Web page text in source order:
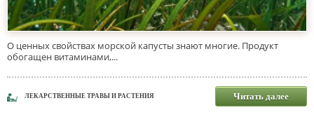
О ценных свойствах морской капусты знают многие. Продукт
обогащен витаминами,...
ЛЕКАРСТВЕННЫЕ ТРАВЫ И РАСТЕНИЯ Читать далее